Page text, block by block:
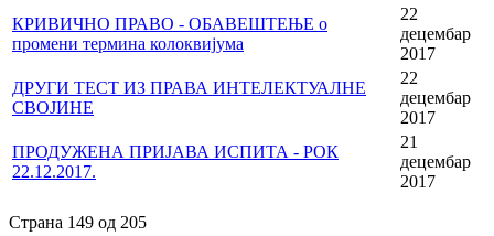
КРИВИЧНО ПРАВО - ОБАВЕШТЕЊЕ о
промени термина колоквијума
22
децембар
2017
ДРУГИ ТЕСТ ИЗ ПРАВА ИНТЕЛЕКТУАЛНЕ
СВОЈИНЕ
22
децембар
2017
ПРОДУЖЕНА ПРИЈАВА ИСПИТА - РОК
22.12.2017.
21
децембар
2017
Страна 149 од 205